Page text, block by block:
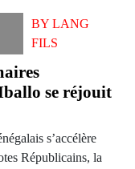
BYLANG
FILS
se réjouit
s’accélère
Républicains, la